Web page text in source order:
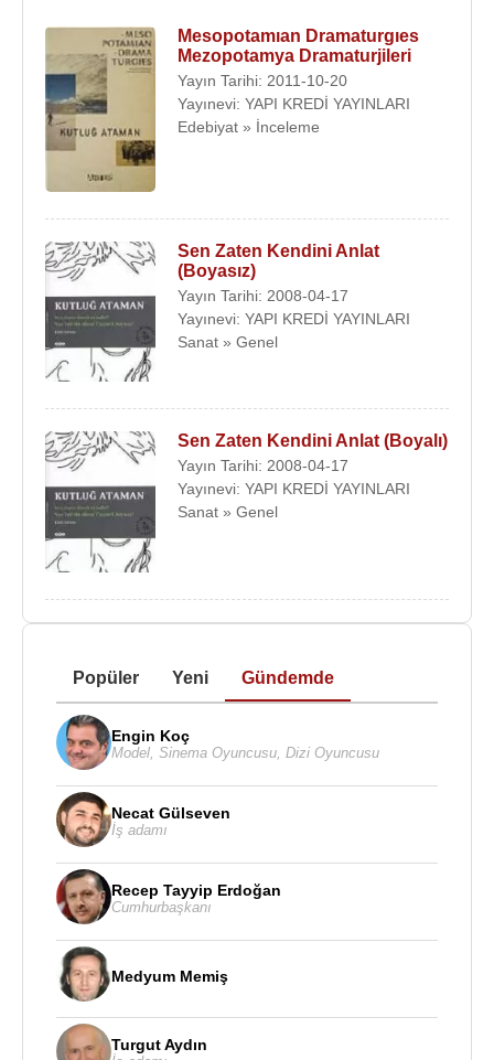
Mesopotamıan Dramaturgıes
Mezopotamya Dramaturjileri
Yayın Tarihi: 2011-10-20
Yayınevi: YAPI KREDİ YAYINLARI
Edebiyat » İnceleme
Sen Zaten Kendini Anlat
(Boyasız)
Yayın Tarihi: 2008-04-17
Yayınevi: YAPI KREDİ YAYINLARI
Sanat » Genel
Sen Zaten Kendini Anlat (Boyalı)
Yayın Tarihi: 2008-04-17
Yayınevi: YAPI KREDİ YAYINLARI
Sanat » Genel
Popüler Yeni Gündemde
Engin Koç
Model, Sinema Oyuncusu, Dizi Oyuncusu
Necat Gülseven
İş adamı
Recep Tayyip Erdoğan
Cumhurbaşkanı
Medyum Memiş
Turgut Aydın